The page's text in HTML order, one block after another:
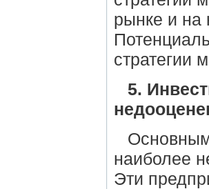
рынке и на
стратегии
5.
наиболее
Эти